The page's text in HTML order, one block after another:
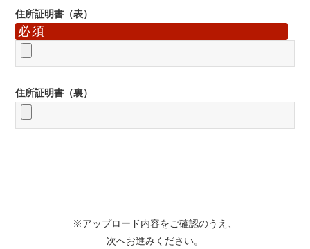
住所証明書（表）
必須
住所証明書（裏）
※アップロード内容をご確認のうえ、
次へお進みください。